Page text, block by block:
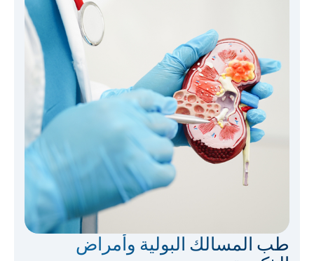
طب المسالك البولية وأمراض